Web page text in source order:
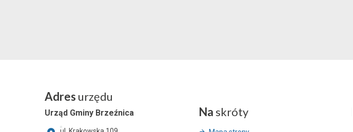
Adres urzędu
Urząd Gminy Brzeźnica Na skróty